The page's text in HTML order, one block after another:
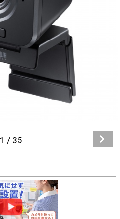
1 / 35